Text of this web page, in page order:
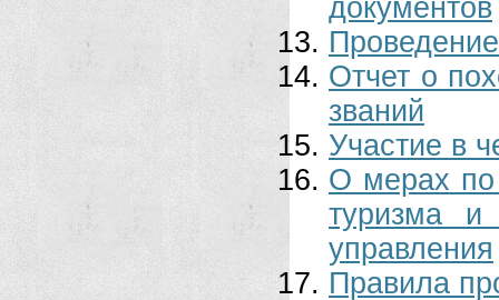
документов
Отчет о
званий
Участие в
О мерах по
туризма и
управления
Правила